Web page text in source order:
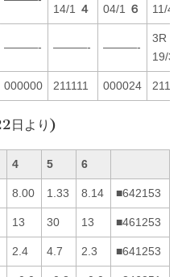
14/1
４
04/1
６
11/4
———- ———- ———-
3R 3/3
19/3
000000 211111 000024
日より)
4 5 6
8.00 1.33 8.14 ■642153
13 30 13 ■461253
2.4 4.7 2.3 ■641253